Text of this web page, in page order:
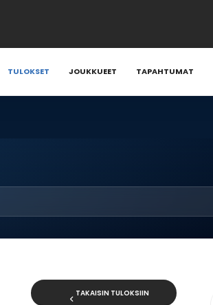
TULOKSET JOUKKUEET TAPAHTUMAT
TAKAISIN TULOKSIIN